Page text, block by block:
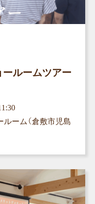
ルームツアー
ーム（倉敷市児島